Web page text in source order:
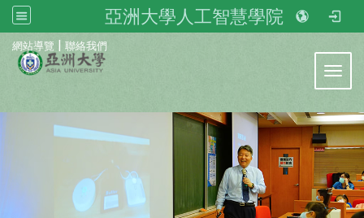
亞洲大學人工智慧學院
網站導覽 | 聯絡我們